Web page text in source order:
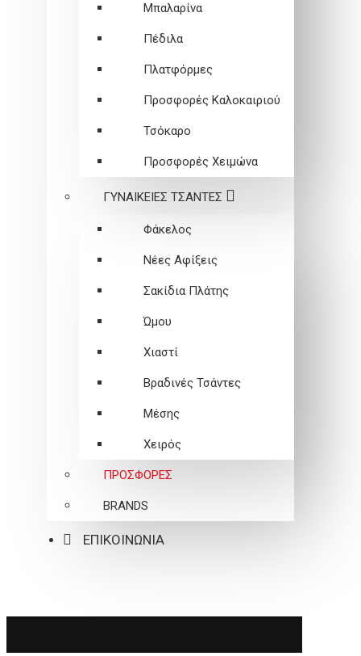
Μπαλαρίνα
Πέδιλα
Πλατφόρμες
Προσφορές Καλοκαιριού
Τσόκαρο
Προσφορές Χειμώνα
ΓΥΝΑΙΚΕΙEΣ ΤΣΑΝΤΕΣ
Φάκελος
Νέες Αφίξεις
Σακίδια Πλάτης
Ώμου
Χιαστί
Βραδινές Τσάντες
Μέσης
Χειρός
ΠΡΟΣΦΟΡΕΣ
BRANDS
ΕΠΙΚΟΙΝΩΝΙΑ